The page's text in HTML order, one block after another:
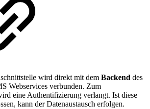
wird direkt mit dem Backend des
Webservices verbunden. Zum
eine Authentifizierung verlangt. Ist diese
kann der Datenaustausch erfolgen.